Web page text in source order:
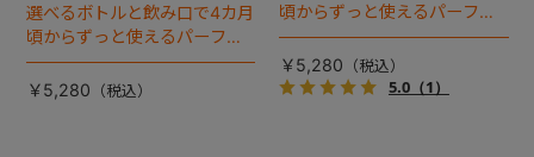
選べるボトルと飲み口で4カ月
頃からずっと使えるパーフェ
クトセット。
￥5,280
頃からずっと使えるパーフェ
クトセット。
￥5,280
5.0（1）